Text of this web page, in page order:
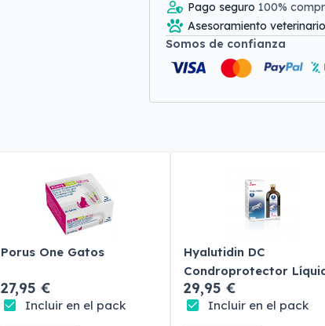
Pago seguro 100%
Asesoramiento
Somos de confianza
Porus One Gatos
27,95 €
Incluir en el pack
Hyalutidin DC
Condroprotector
Perros y Gatos
29,95 €
Incluir en el pack